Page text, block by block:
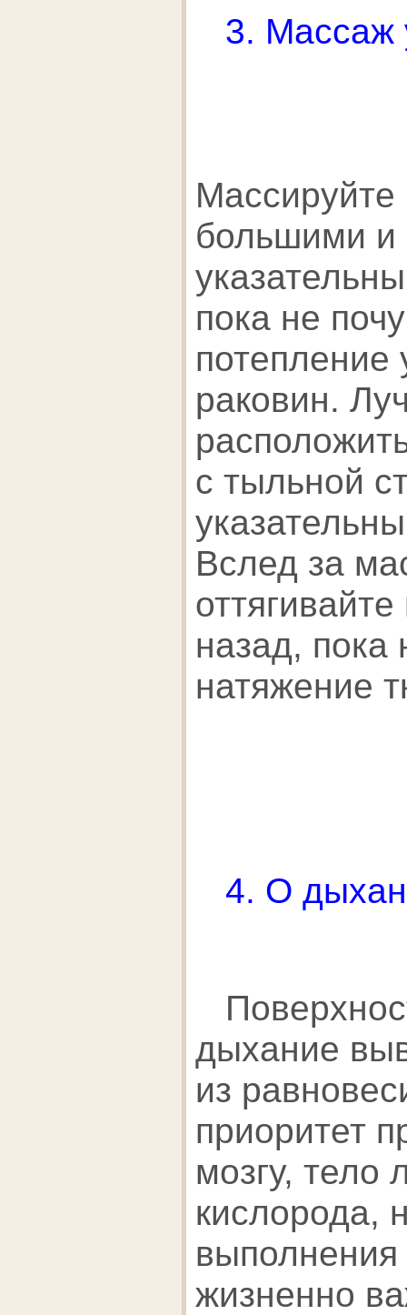
3. Массаж
большими и
пока не
раковин.
с тыльной
Вслед за
назад, пока
натяжение
4. О
дыхание
из
приоритет
мозгу, тело
кислорода,
выполнения
жизненно